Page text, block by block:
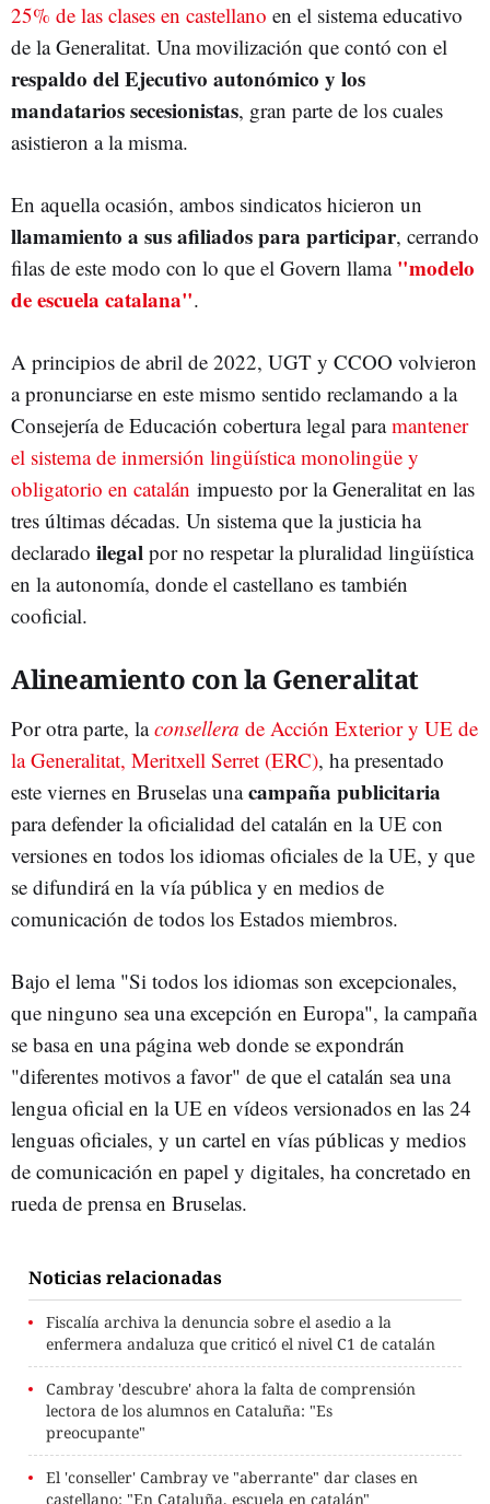
25% de las clases en castellano en el sistema educativo
de la Generalitat. Una movilización que contó con el
respaldo del Ejecutivo autonómico y los
mandatarios secesionistas, gran parte de los cuales
asistieron a la misma.
En aquella ocasión, ambos sindicatos hicieron un
llamamiento a sus afiliados para participar, cerrando
filas de este modo con lo que el Govern llama "modelo
de escuela catalana".
A principios de abril de 2022, UGT y CCOO volvieron
a pronunciarse en este mismo sentido reclamando a la
Consejería de Educación cobertura legal paramantener
el sistema de inmersión lingüística monolingüe y
obligatorio en catalán impuesto por la Generalitat en las
tres últimas décadas. Un sistema que la justicia ha
declarado ilegal por no respetar la pluralidad lingüística
en la autonomía, donde el castellano es también
cooficial.
Alineamiento con la Generalitat
Por otra parte, laconsellera de Acción Exterior y UE de
la Generalitat, Meritxell Serret (ERC), ha presentado
este viernes en Bruselas unacampaña publicitaria
para defender la oficialidad del catalán en la UE con
versiones en todos los idiomas oficiales de la UE, y que
se difundirá en la vía pública y en medios de
comunicación de todos los Estados miembros.
Bajo el lema "Si todos los idiomas son excepcionales,
que ninguno sea una excepción en Europa", la campaña
se basa en una página web donde se expondrán
"diferentes motivos a favor" de que el catalán sea una
lengua oficial en la UE en vídeos versionados en las 24
lenguas oficiales, y un cartel en vías públicas y medios
de comunicación en papel y digitales, ha concretado en
rueda de prensa en Bruselas.
Noticias relacionadas
Fiscalía archiva la denuncia sobre el asedio a la
enfermera andaluza que criticó el nivel C1 de catalán
Cambray 'descubre' ahora la falta de comprensión
lectora de los alumnos en Cataluña: "Es
preocupante"
El 'conseller' Cambray ve "aberrante" dar clases en
castellano: "En Cataluña, escuela en catalán"